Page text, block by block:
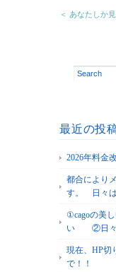
＜ あなたしか
最近の投
2026年料金
都合により
す。 日々は
①cagoの美
い ②日々
現在、HP切
で！！